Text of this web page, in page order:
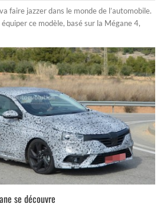
faire jazzer dans le monde de l’automobile.
ce modèle, basé sur la Mégane 4,
se découvre